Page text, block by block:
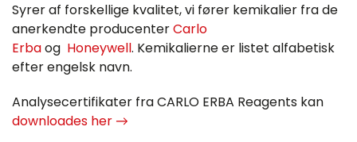
Syrer af forskellige kvalitet, vi fører kemikalier fra de
anerkendte producenterCarlo
Erbaog Honeywell. Kemikalierne er listet alfabetisk
efter engelsk navn.​
Analysecertifikater fra CARLO ERBA Reagents kan
downloades her →